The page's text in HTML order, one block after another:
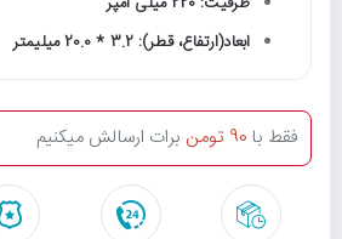
ابعاد(ارتفاع، قطر): 3.2 * 20.0 میلیمتر
فقط با 90 تومن برات ارسالش میکنیم